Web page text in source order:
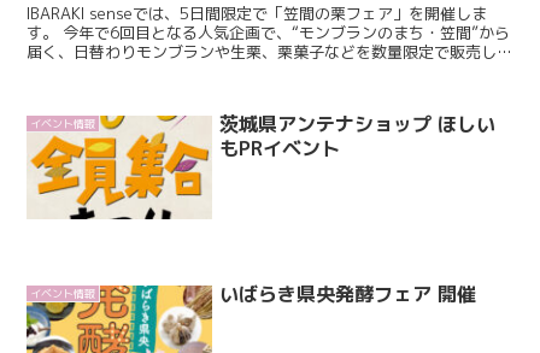
IBARAKI senseでは、5日間限定で「笠間の栗フェア」を開催しま
す。 今年で6回目となる人気企画で、“モンブランのまち・笠間”から
届く、日替わりモンブランや生栗、栗菓子などを数量限定で販売しま
イベント情報
茨城県アンテナショップ ほしい
もPRイベント
イベント情報 いばらき県央発酵フェア 開催